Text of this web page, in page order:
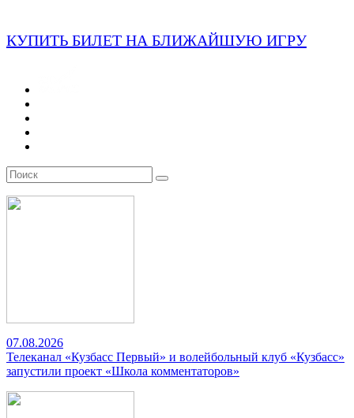
КУПИТЬ БИЛЕТ НА БЛИЖАЙШУЮ ИГРУ
07.08.2026
Телеканал «Кузбасс Первый» и волейбольный клуб «Кузбасс»
запустили проект «Школа комментаторов»